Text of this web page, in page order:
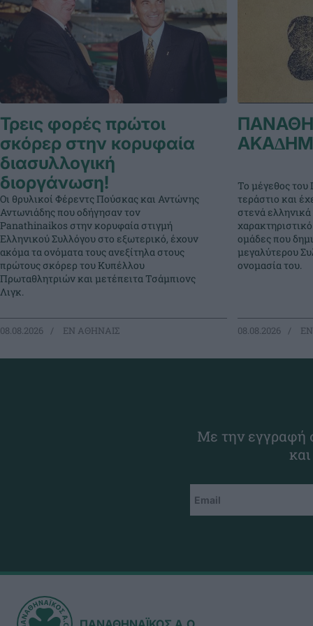
Τρεις φορές πρώτοι
σκόρερ στην κορυφαία
διασυλλογική
διοργάνωση!
Οι θρυλικοί Φέρεντς Πούσκας και Αντώνης
Αντωνιάδης που οδήγησαν τον
Panathinaikos στην κορυφαία στιγμή
Ελληνικού Συλλόγου στο εξωτερικό, έχουν
ακόμα τα ονόματα τους ανεξίτηλα στους
πρώτους σκόρερ του Κυπέλλου
Πρωταθλητριών και μετέπειτα Τσάμπιονς
Λιγκ.
08.08.2026 EΝ ΑΘΗΝΑΙΣ
Το μέγεθος του
τεράστιο και
στενά ελληνικά
ομάδες που
μεγαλύτερου
ονομασία του.
08.08.2026
Με την εγγραφή